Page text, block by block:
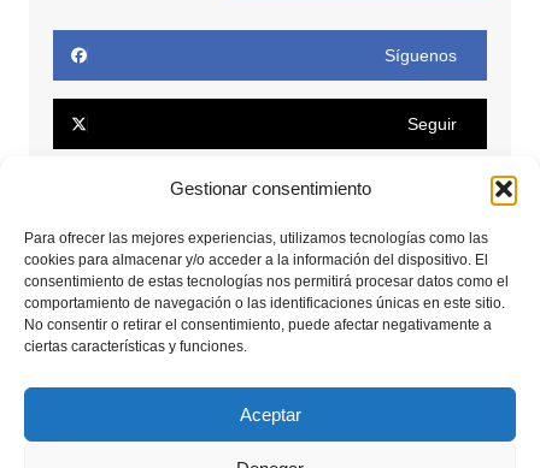
Gestionar consentimiento
Para ofrecer las mejores experiencias, utilizamos tecnologías como las
cookies para almacenar y/o acceder a la información del dispositivo. El
consentimiento de estas tecnologías nos permitirá procesar datos como el
comportamiento de navegación o las identificaciones únicas en este sitio.
No consentir o retirar el consentimiento, puede afectar negativamente a
ciertas características y funciones.
Aceptar
Síguenos
Seguir
Conectar
Seguir